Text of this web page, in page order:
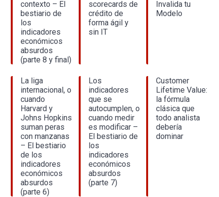
contexto – El
bestiario de
los
indicadores
económicos
absurdos
(parte 8 y final)
scorecards de
crédito de
forma ágil y
sin IT
Invalida tu
Modelo
La liga
internacional, o
cuando
Harvard y
Johns Hopkins
suman peras
con manzanas
– El bestiario
de los
indicadores
económicos
absurdos
(parte 6)
Los
indicadores
que se
autocumplen, o
cuando medir
es modificar –
El bestiario de
los
indicadores
económicos
absurdos
(parte 7)
Customer
Lifetime Value:
la fórmula
clásica que
todo analista
debería
dominar